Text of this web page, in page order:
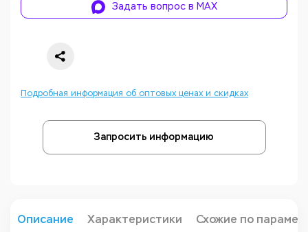
Задать вопрос в MAX
Подробная информация об оптовых ценах и скидках
Запросить информацию
Описание Характеристики Схожие по